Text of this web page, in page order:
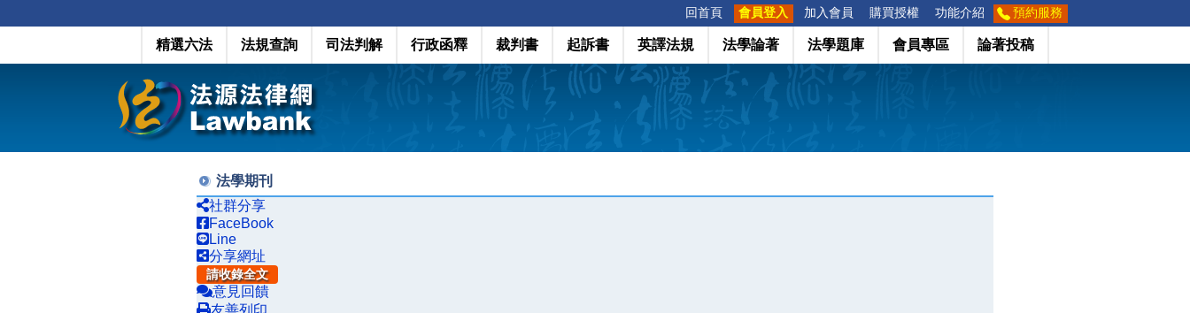
回首頁 會員登入 加入會員 購買授權 功能介紹 預約服務
精選六法 法規查詢 司法判解 行政函釋 裁判書 起訴書 英譯法規 法學論著 法學題庫 會員專區 論著投稿
法學期刊
社群分享
FaceBook
Line
分享網址
請收錄全文
意見回饋
友善列印